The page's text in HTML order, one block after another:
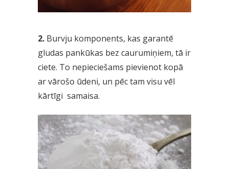
2. Burvju komponents, kas garantē
gludas pankūkas bez caurumiņiem, tā ir
ciete. To nepieciešams pievienot kopā
ar vārošo ūdeni, un pēc tam visu vēl
kārtīgi samaisa.